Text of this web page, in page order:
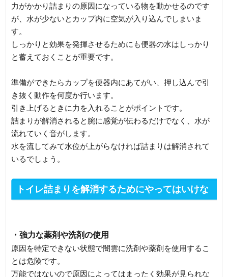
力がかかり詰まりの原因になっている物を動かせるのです
が、水が少ないとカップ内に空気が入り込んでしまいま
す。
しっかりと効果を発揮させるためにも便器の水はしっかり
と蓄えておくことが重要です。
準備ができたらカップを便器内にあてがい、押し込んで引
き抜く動作を何度か行います。
引き上げるときに力を入れることがポイントです。
詰まりが解消されると腕に感覚が伝わるだけでなく、水が
流れていく音がします。
水を流してみて水位が上がらなければ詰まりは解消されて
いるでしょう。
トイレ詰まりを解消するためにやってはいけな
・強力な薬剤や洗剤の使用
原因を特定できない状態で闇雲に洗剤や薬剤を使用するこ
とは危険です。
万能ではないので原因によってはまったく効果が見られな